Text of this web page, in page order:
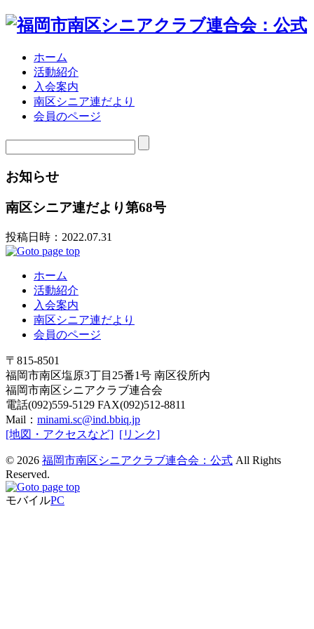
ホーム
活動紹介
入会案内
南区シニア連だより
会員のページ
お知らせ
南区シニア連だより第68号
投稿日時：2022.07.31
ホーム
活動紹介
入会案内
南区シニア連だより
会員のページ
〒815-8501
福岡市南区塩原3丁目25番1号 南区役所内
福岡市南区シニアクラブ連合会
電話(092)559-5129 FAX(092)512-8811
Mail： minami.sc@ind.bbiq.jp
[地図・アクセスなど] [リンク]
© 2026 福岡市南区シニアクラブ連合会：公式 All Rights
Reserved.
モバイルPC